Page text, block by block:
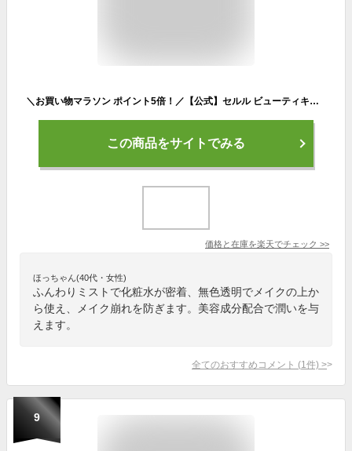
＼お買い物マラソン ポイント5倍！／【公式】セルル ビューティキープ プレミア(55ml) ceruru.b メイクキープミスト 化粧崩れ防止 スプレー 化粧ミスト 化粧キープミスト 化粧スプレー 保湿スプレー 化粧の上から 化粧水ミスト メイク仕上げミスト メイクの上から保湿ミスト
この商品をサイトでみる
価格と在庫を楽天でチェック >>
ほっちゃん(40代・女性)
ふんわりミストで化粧水が密着、無色透明でメイクの上か
ら使え、メイク崩れを防ぎます。美容成分配合で潤いを与
えます。
全てのおすすめコメント (1 件) >
9